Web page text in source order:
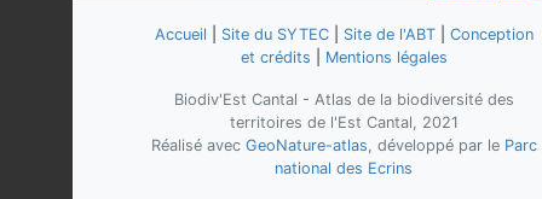
-
Sphaerophorus globosus(Huds.)
observations
Dernière observation en 2016 Fiche espèce
Accueil Site du SYTEC| Site de l'ABT| Conception
et crédits
Mentions légales
Biodiv'Est Cantal - Atlas de la biodiversité des
territoires de l'Est Cantal, 2021
Réalisé avec GeoNature-atlas, développé par le Parc
national des Ecrins